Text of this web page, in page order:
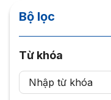
Bộ lọc
Từ khóa